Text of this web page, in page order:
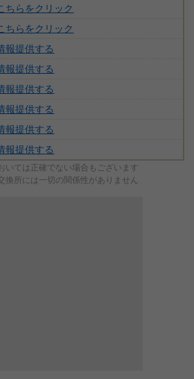
ちらをクリック
ちらをクリック
報提供する
報提供する
報提供する
報提供する
報提供する
報提供する
いては正確でない場合もございます
換所には一切の関係性がありません